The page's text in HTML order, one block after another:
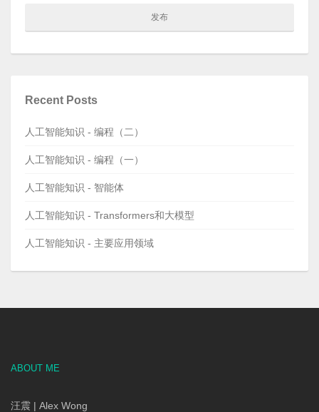
Recent Posts
人工智能知识 - 编程（二）
人工智能知识 - 编程（一）
人工智能知识 - 智能体
人工智能知识 - Transformers和大模型
人工智能知识 - 主要应用领域
ABOUT ME
汪震 | Alex Wong